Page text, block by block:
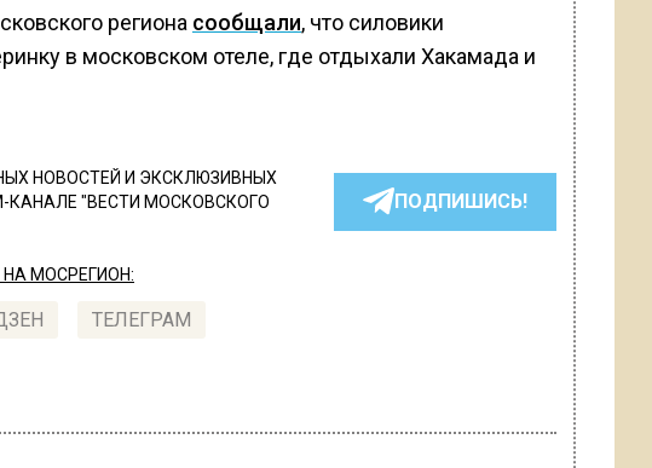
региона сообщали, что силовики
в московском отеле, где отдыхали Хакамада и
НОВОСТЕЙ И ЭКСКЛЮЗИВНЫХ
КАНАЛЕ "ВЕСТИ МОСКОВСКОГО
ПОДПИШИСЬ!
МОСРЕГИОН:
ТЕЛЕГРАМ